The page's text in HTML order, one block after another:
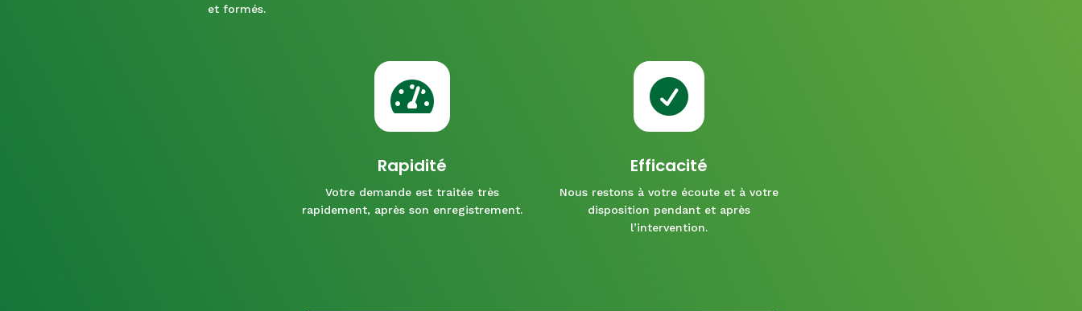
et formés.

Rapidité
Votre demande est traitée très
rapidement, après son enregistrement.

Efficacité
Nous restons à votre écoute et à votre
disposition pendant et après
l’intervention.